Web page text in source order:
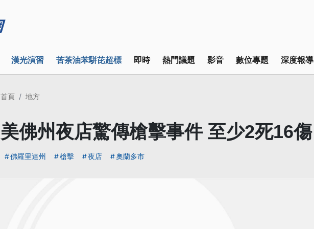
漢光演習 苦茶油苯駢芘超標 即時 熱門議題 影音 數位專題 深度報導
首頁 地方
美佛州夜店驚傳槍擊事件 至少2死16傷
佛羅里達州 槍擊 夜店 奧蘭多市